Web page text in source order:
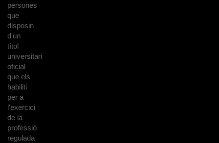
persones
que
disposin
d'un
títol
universitari
oficial
que els
habiliti
per a
l'exercici
de la
professió
regulada